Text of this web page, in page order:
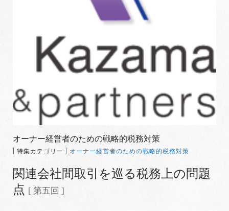
オーナー経営者のための戦略的税務対策
[ 特集カテゴリー ] オーナー経営者のための戦略的税務対策
関連会社間取引を巡る税務上の問題
点 [ 第五回 ]